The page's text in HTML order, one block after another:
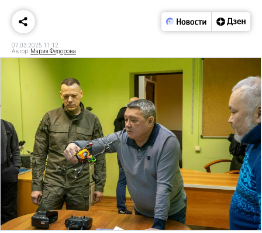
07.03.2025 11:12
Автор: Мария Федорова